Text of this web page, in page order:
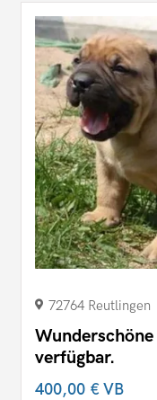
72764 Reutlingen
verfügbar.
400,00 €VB